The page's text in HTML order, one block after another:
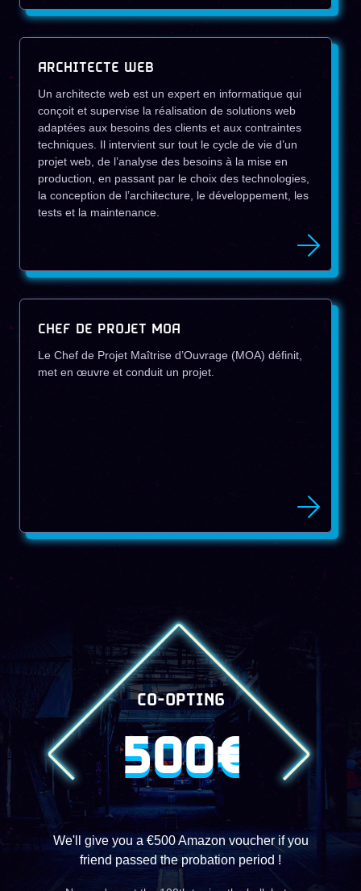
ARCHITECTE WEB
Un architecte web est un expert en informatique qui
conçoit et supervise la réalisation de solutions web
adaptées aux besoins des clients et aux contraintes
techniques. Il intervient sur tout le cycle de vie d’un
projet web, de l’analyse des besoins à la mise en
production, en passant par le choix des technologies,
la conception de l’architecture, le développement, les
tests et la maintenance.
CHEF DE PROJET MOA
Le Chef de Projet Maîtrise d’Ouvrage (MOA) définit,
met en œuvre et conduit un projet.
CO-OPTING
500€
We'll give you a €500 Amazon voucher if you
friend passed the probation period !